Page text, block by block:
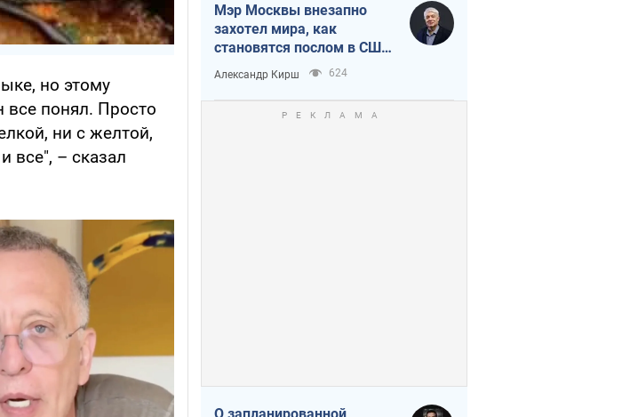
но этому
все понял. Просто
ни с желтой,
все", – сказал
Мэр Москвы внезапно
захотел мира, как
становятся послом в США
и новые украинские топ-
рейтинги
Александр Кирш 624